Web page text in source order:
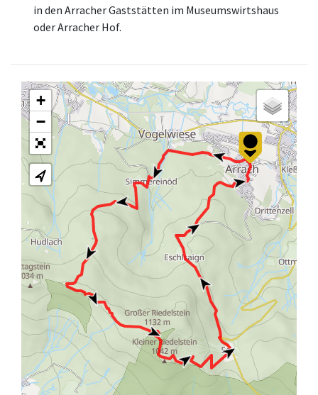
in den Arracher Gaststätten im Museumswirtshaus
oder Arracher Hof.
+
−